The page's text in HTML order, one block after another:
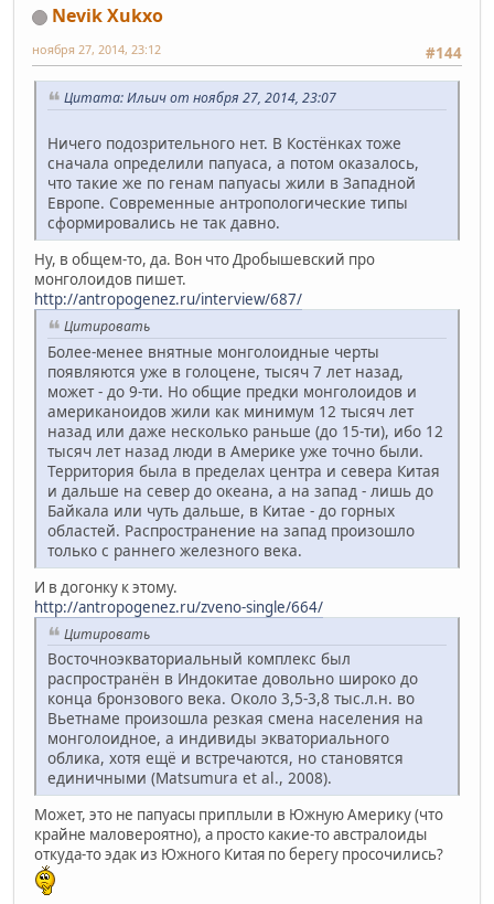
Nevik Xukxo
#144
ноября 27, 2014, 23:12
Цитата: Ильич от ноября 27, 2014, 23:07
Ничего подозрительного нет. В Костёнках тоже
сначала определили папуаса, а потом оказалось,
что такие же по генам папуасы жили в Западной
Европе. Современные антропологические типы
сформировались не так давно.
Ну, в общем-то, да. Вон что Дробышевский про
монголоидов пишет.
http://antropogenez.ru/interview/687/
Цитировать
Более-менее внятные монголоидные черты
появляются уже в голоцене, тысяч 7 лет назад,
может - до 9-ти. Но общие предки монголоидов и
американоидов жили как минимум 12 тысяч лет
назад или даже несколько раньше (до 15-ти), ибо 12
тысяч лет назад люди в Америке уже точно были.
Территория была в пределах центра и севера Китая
и дальше на север до океана, а на запад - лишь до
Байкала или чуть дальше, в Китае - до горных
областей. Распространение на запад произошло
только с раннего железного века.
И в догонку к этому.
http://antropogenez.ru/zveno-single/664/
Цитировать
Восточноэкваториальный комплекс был
распространён в Индокитае довольно широко до
конца бронзового века. Около 3,5-3,8 тыс.л.н. во
Вьетнаме произошла резкая смена населения на
монголоидное, а индивиды экваториального
облика, хотя ещё и встречаются, но становятся
единичными (Matsumura et al., 2008).
Может, это не папуасы приплыли в Южную Америку (что
крайне маловероятно), а просто какие-то австралоиды
откуда-то эдак из Южного Китая по берегу просочились?